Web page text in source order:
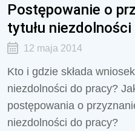
Postępowanie o
tytułu
12 maja 2014
Kto i gdzie składa
niezdolności do pracy?
postępowania o
niezdolności do pracy?